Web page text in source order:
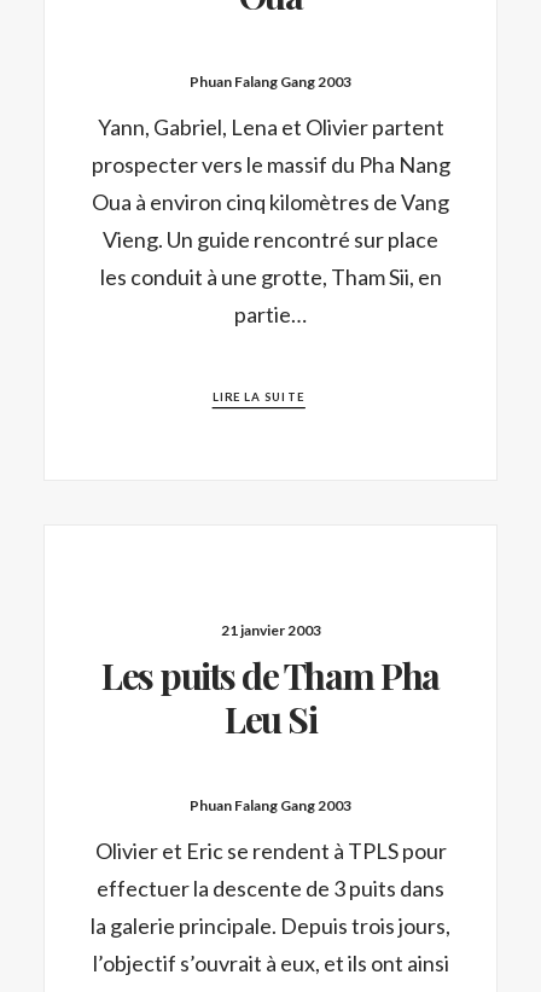
Phuan Falang Gang 2003
Yann, Gabriel, Lena et Olivier partent
prospecter vers le massif du Pha Nang
Oua à environ cinq kilomètres de Vang
Vieng. Un guide rencontré sur place
les conduit à une grotte, Tham Sii, en
partie…
LIRE LA SUITE
21 janvier 2003
Les puits de Tham Pha
Leu Si
Phuan Falang Gang 2003
Olivier et Eric se rendent à TPLS pour
effectuer la descente de 3 puits dans
la galerie principale. Depuis trois jours,
l’objectif s’ouvrait à eux, et ils ont ainsi